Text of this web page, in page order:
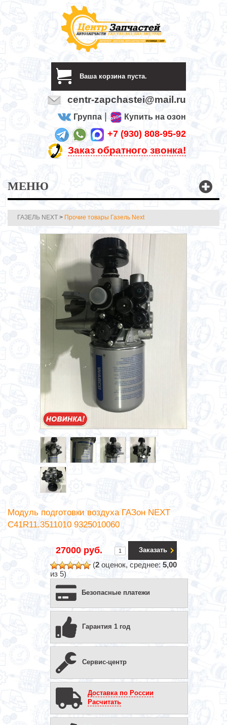
Ваша корзина пуста.
centr-zapchastei@mail.ru
Группа Купить на озон
+7 (930) 808-95-92
Заказ обратного звонка!
МЕНЮ
ГАЗЕЛЬ NEXT > Прочие товары Газель Next
Модуль подготовки воздуха ГАЗон NEXT
С41R11.3511010 9325010060
27000 руб. Заказать
(2 оценок, среднее: 5,00
из 5)
Безопасные платежи
Гарантия 1 год
Сервис-центр
Доставка по России
Расчитать